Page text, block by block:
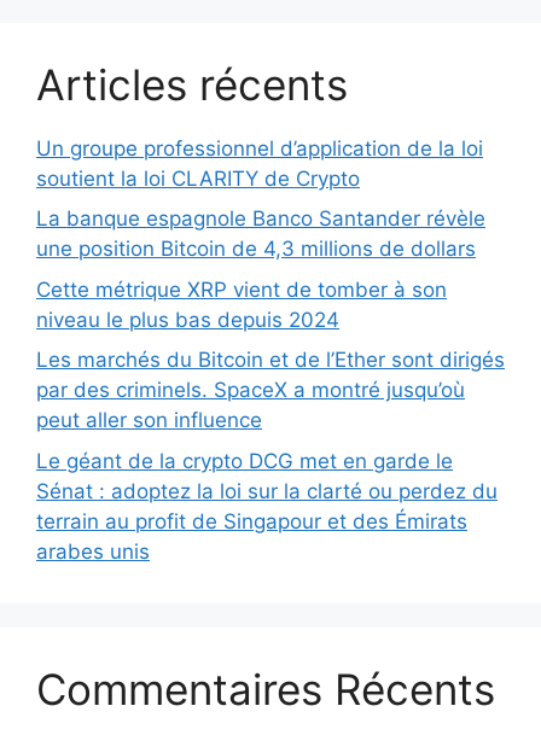
Articles récents
Un groupe professionnel d’application de la loi
soutient la loi CLARITY de Crypto
La banque espagnole Banco Santander révèle
une position Bitcoin de 4,3 millions de dollars
Cette métrique XRP vient de tomber à son
niveau le plus bas depuis 2024
Les marchés du Bitcoin et de l’Ether sont dirigés
par des criminels. SpaceX a montré jusqu’où
peut aller son influence
Le géant de la crypto DCG met en garde le
Sénat : adoptez la loi sur la clarté ou perdez du
terrain au profit de Singapour et des Émirats
arabes unis
Commentaires Récents